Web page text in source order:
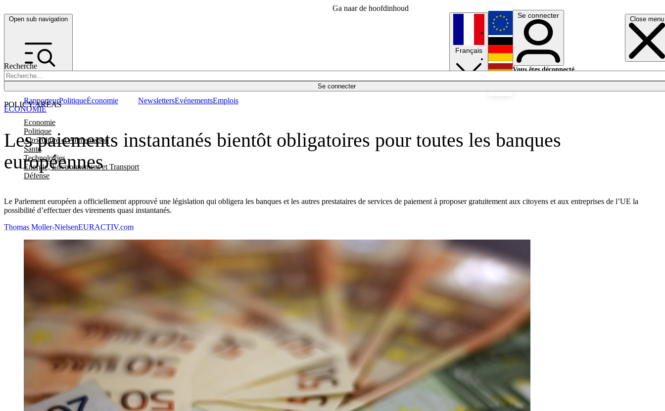
Ga naar de hoofdinhoud
Open sub navigation Close menu
Recherche
Se connecter
POLICY AREAS
Economie
Politique
Agriculture et Alimentation
Santé
Technologies
Energie, Environnement et Transport
Défense
RapporteurPolitiqueÉconomie NewslettersEvénementsEmplois
Français
English
Deutsch
Se connecter
Vous êtes déconnecté.
Les paiements instantanés bientôt obligatoires pour toutes les banques
européennes
Le Parlement européen a officiellement approuvé une législation qui obligera les banques et les autres prestataires de services de paiement à proposer gratuitement aux citoyens et aux entreprises de l’UE la
possibilité d’effectuer des virements quasi instantanés.
ÉCONOMIE
Thomas Moller-NielsenEURACTIV.com